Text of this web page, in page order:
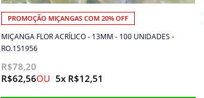
PROMOÇÃO MIÇANGAS COM 20% OFF
MIÇANGA FLOR ACRÍLICO - 13MM - 100 UNIDADES -
RO.151956
R$78,20
R$62,56
5x R$12,51